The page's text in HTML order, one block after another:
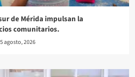
de Mérida impulsan la
comunitarios.
5 agosto, 2026